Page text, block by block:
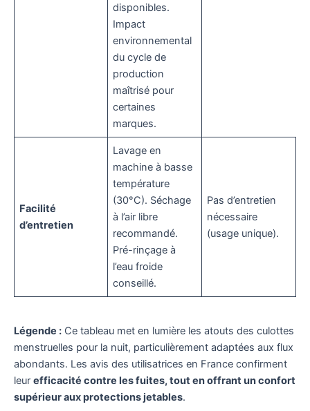
disponibles.
Impact
environnemental
du cycle de
production
maîtrisé pour
certaines
marques.
Facilité
d’entretien
Lavage en
machine à basse
température
(30°C). Séchage
à l’air libre
recommandé.
Pré-rinçage à
l’eau froide
conseillé.
Pas d’entretien
nécessaire
(usage unique).
Légende : Ce tableau met en lumière les atouts des culottes
menstruelles pour la nuit, particulièrement adaptées aux flux
abondants. Les avis des utilisatrices en France confirment
leur efficacité contre les fuites, tout en offrant un confort
supérieur aux protections jetables.